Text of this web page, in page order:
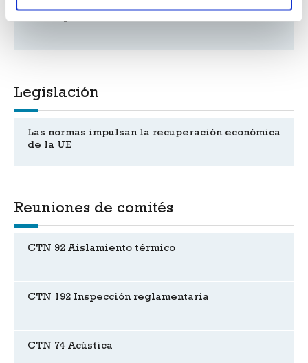
Legislación
Las normas impulsan la recuperación económica
de la UE
Reuniones de comités
CTN 92 Aislamiento térmico
CTN 192 Inspección reglamentaria
CTN 74 Acústica